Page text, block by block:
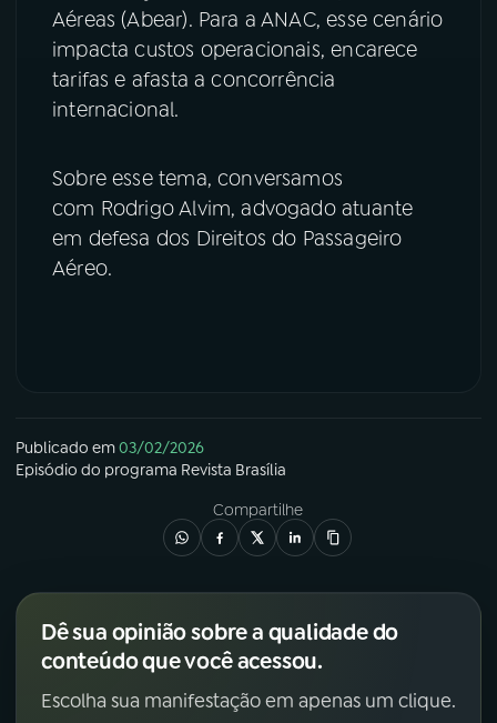
Aéreas (Abear). Para a ANAC, esse cenário
impacta custos operacionais, encarece
tarifas e afasta a concorrência
internacional.
Sobre esse tema, conversamos
com Rodrigo Alvim, advogado atuante
em defesa dos Direitos do Passageiro
Aéreo.
Publicado em03/02/2026
Episódio do programa Revista Brasília
Compartilhe
Dê sua opinião sobre a qualidade do
conteúdo que você acessou.
Escolha sua manifestação em apenas um clique.